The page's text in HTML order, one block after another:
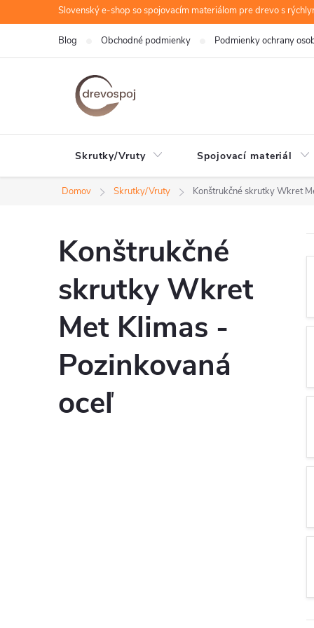
na
Slovenský e-shop so spojovacím materiálom pre drevo s
Blog Obchodné podmienky Podmienky ochrany
Skrutky/Vruty Spojovací materiál
Domov Skrutky/Vruty Konštrukčné skrutky Wkret
Konštrukčné
skrutky Wkret
Met Klimas -
Pozinkovaná
oceľ